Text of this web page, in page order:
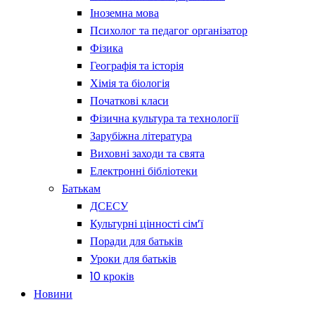
Іноземна мова
Психолог та педагог організатор
Фізика
Географія та історія
Хімія та біологія
Початкові класи
Фізична культура та технології
Зарубіжна література
Виховні заходи та свята
Електронні бібліотеки
Батькам
ДСЕСУ
Культурні цінності сім’ї
Поради для батьків
Уроки для батьків
10 кроків
Новини